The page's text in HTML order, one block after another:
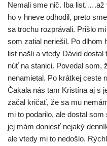
Nemali sme nič. Iba list.….až
ho v hne­ve odho­dil, pre­to
sa tro­chu roz­prá­va­li. Prišlo
som zatial nerie­šil. Po dlhom
list našli a vte­dy Dávid
núť na sta­ni­ci. Povedal som,
nena­mie­tal. Po krát­kej ces­te
Čakala nás tam Kristína aj s
začal kri­čať, že sa mu
mi to poda­ri­lo, ale dostal
jej mám doniesť neja­ký
ale vte­dy mi to nedoš­lo.